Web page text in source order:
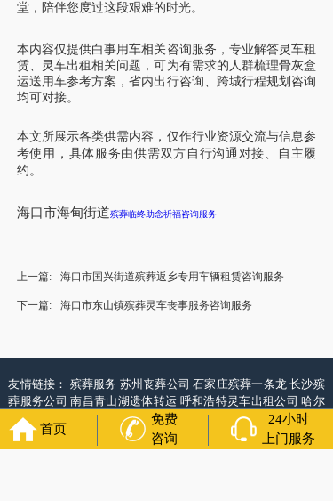
堂，陪伴您度过这段艰难的时光。
本内容仅提供白事用车相关咨询服务，专业解答灵车租
赁、灵车出租相关问题，可为有需求的人群梳理骨灰盒
运送用车参考方案，省内出行咨询、跨城行程规划咨询
均可对接。
本文所展示各类供需内容，仅作行业资源交流与信息参
考使用，具体服务由供需双方自行沟通对接、自主履
约。
海口市海甸街道殡葬临终助念祈福咨询服务
上一篇: 海口市国兴街道殡葬返乡专用车辆租赁咨询服务
下一篇: 海口市东山镇殡葬灵车丧事服务咨询服务
友情链接： 殡葬服务 苏州丧葬公司石家庄殡葬一条龙长沙殡
葬服务公司南昌青山湖遗体转运 呼和浩特灵车出租公司哈尔
滨道里区丧葬用品
西宁城东区白事服务
潍坊奎文区殡仪馆服
务乳山寿衣店铺 杭州上城区灵堂布置 沈阳浑南区殡葬平台中
国墓地网中国非急救转运网网站建设中国殡葬一条龙网中国
首页
免费
咨询
24小时
上门服务